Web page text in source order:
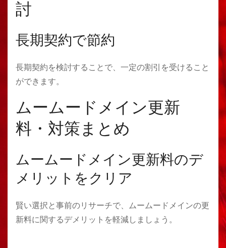
討
長期契約で節約
長期契約を検討することで、一定の割引を受けること
ができます。
ムームードメイン更新
料・対策まとめ
ムームードメイン更新料のデ
メリットをクリア
賢い選択と事前のリサーチで、ムームードメインの更
新料に関するデメリットを軽減しましょう。